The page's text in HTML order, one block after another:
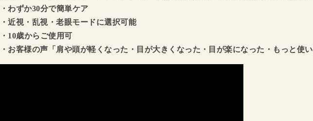
・わずか30分で簡単ケア
・近視・乱視・老眼モードに選択可能
・10歳からご使用可
・お客様の声「肩や頭が軽くなった・目が大きくなった・目が楽になった・もっと使い